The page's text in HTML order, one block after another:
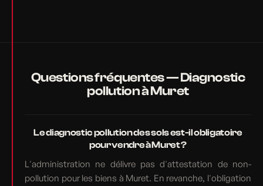
Questions fréquentes — Diagnostic
pollution à Muret
Le diagnostic pollution des sols est-il obligatoire
pour vendre à Muret ?
L'administration ne délivre pas d'attestation de non-
pollution pour les biens à Muret. En revanche, l'obligation